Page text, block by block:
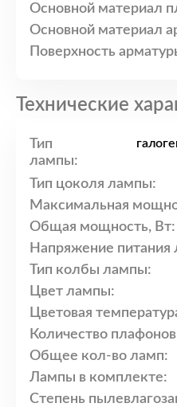
Основной материал
Основной материал
Поверхность
Технические
Тип
лампы:
Тип цоколя лампы:
Максимальная
Общая мощность, Вт:
Напряжение питания
Тип колбы лампы:
Цвет лампы:
Цветовая
Количество
Общее кол-во ламп:
Лампы в комплекте:
Степень